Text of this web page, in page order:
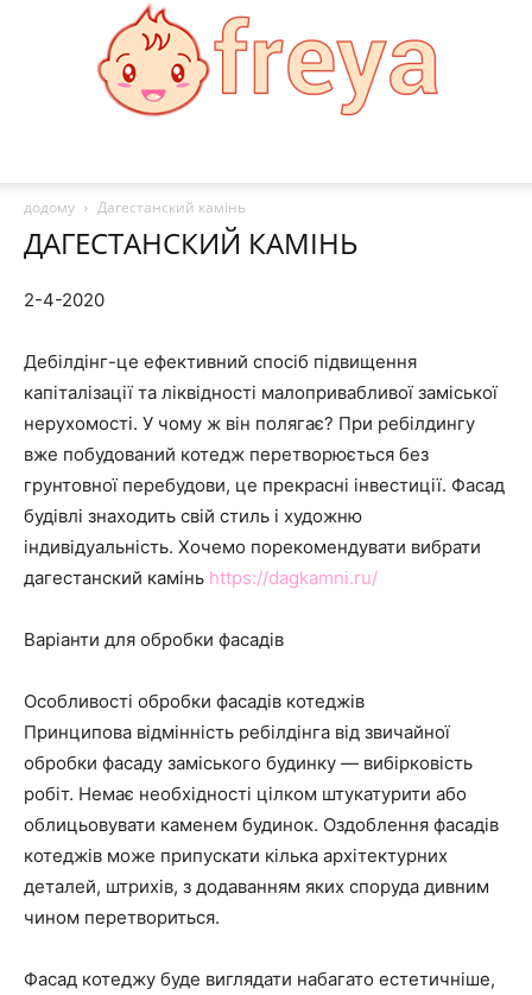
додому
Дагестанский камінь
ДАГЕСТАНСКИЙ КАМІНЬ
2-4-2020
Дебілдінг-це ефективний спосіб підвищення
капіталізації та ліквідності малопривабливої заміської
нерухомості. У чому ж він полягає? При ребілдингу
вже побудований котедж перетворюється без
грунтовної перебудови, це прекрасні інвестиції. Фасад
будівлі знаходить свій стиль і художню
індивідуальність. Хочемо порекомендувати вибрати
дагестанский камінь https://dagkamni.ru/
Варіанти для обробки фасадів
Особливості обробки фасадів котеджів
Принципова відмінність ребілдінга від звичайної
обробки фасаду заміського будинку — вибірковість
робіт. Немає необхідності цілком штукатурити або
облицьовувати каменем будинок. Оздоблення фасадів
котеджів може припускати кілька архітектурних
деталей, штрихів, з додаванням яких споруда дивним
чином перетвориться.
Фасад котеджу буде виглядати набагато естетичніше,